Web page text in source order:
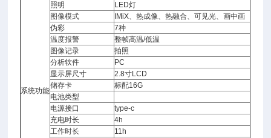
系统功能
照明
LED灯
图像模式
IMiX、热成像、热融合、可见光、画中画
伪彩
7种
温度报警
整帧高温/低温
图像记录
拍照
分析软件
PC
显示屏尺寸
2.8寸LCD
储存卡
标配16G
电池类型
电源接口
type-c
充电时长
4h
工作时长
11h